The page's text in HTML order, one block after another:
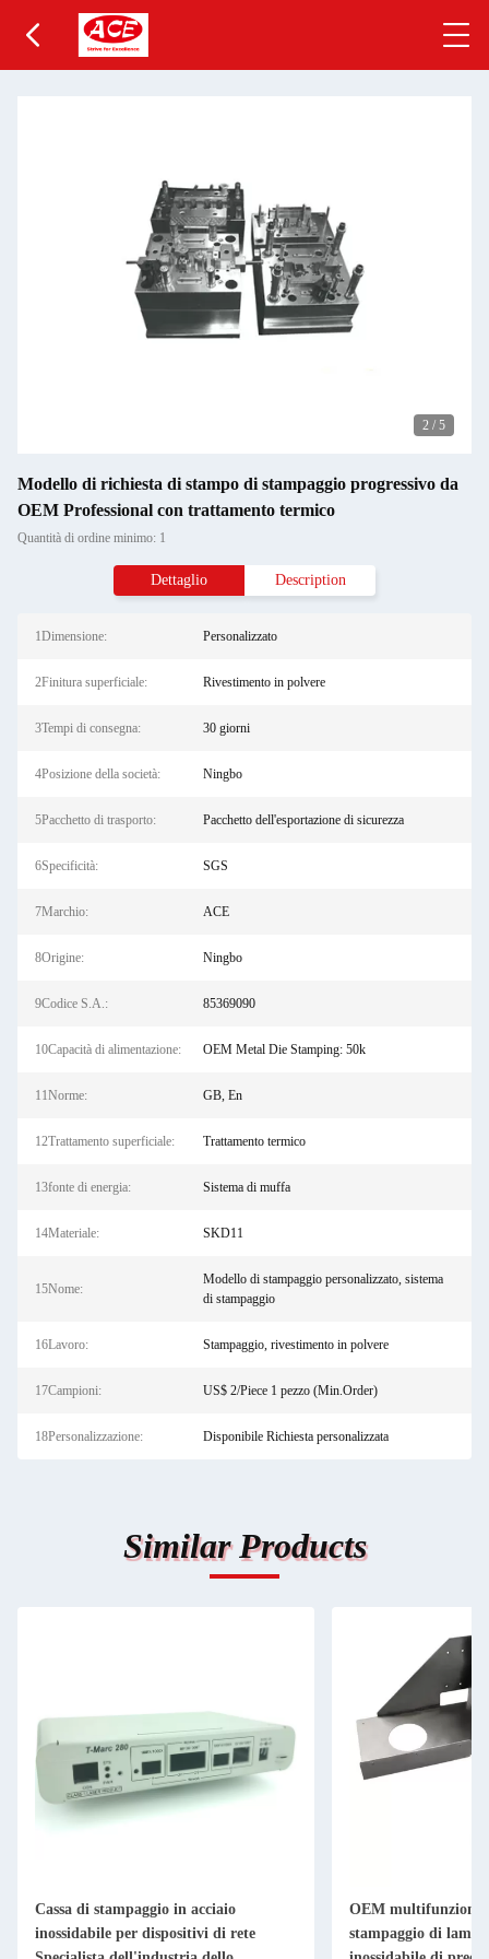
2 / 5
Modello di richiesta di stampo di stampaggio progressivo da
OEM Professional con trattamento termico
Quantità di ordine minimo: 1
Dettaglio Description
1Dimensione: Personalizzato
2Finitura superficiale: Rivestimento in polvere
3Tempi di consegna: 30 giorni
4Posizione della società: Ningbo
5Pacchetto di trasporto: Pacchetto dell'esportazione di sicurezza
6Specificità: SGS
7Marchio: ACE
8Origine: Ningbo
9Codice S.A.: 85369090
10Capacità di alimentazione: OEM Metal Die Stamping: 50k
11Norme: GB, En
12Trattamento superficiale: Trattamento termico
13fonte di energia: Sistema di muffa
14Materiale: SKD11
15Nome:
Modello di stampaggio personalizzato, sistema
di stampaggio
16Lavoro: Stampaggio, rivestimento in polvere
17Campioni: US$ 2/Piece 1 pezzo (Min.Order)
18Personalizzazione: Disponibile Richiesta personalizzata
Similar Products
Cassa di stampaggio in acciaio
inossidabile per dispositivi di rete
OEM
stampaggio di